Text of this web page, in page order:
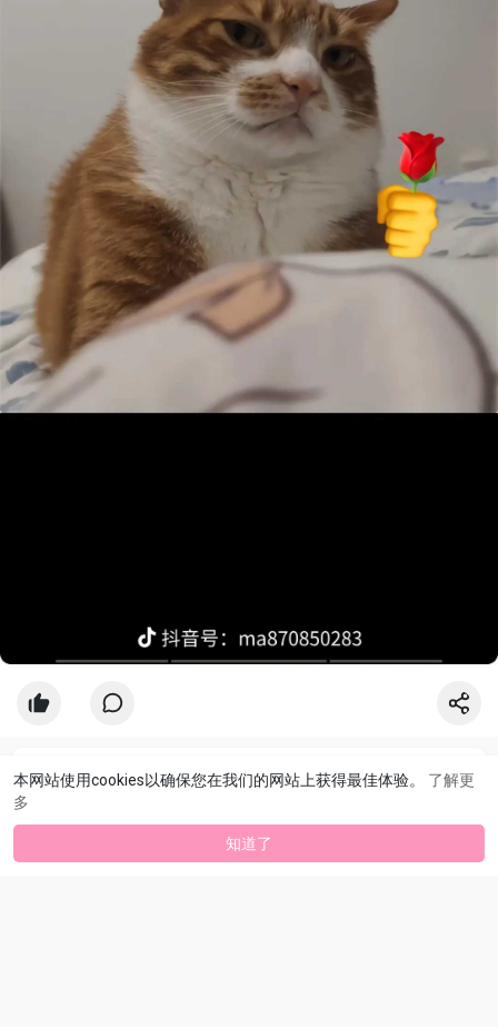
本网站使用cookies以确保您在我们的网站上获得最佳体验。 了解更
多
知道了